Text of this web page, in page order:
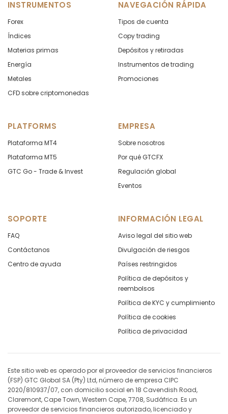
INSTRUMENTOS
Forex
Índices
Materias primas
Energía
Metales
CFD sobre criptomonedas
NAVEGACIÓN RÁPIDA
Tipos de cuenta
Copy trading
Depósitos y retiradas
Instrumentos de trading
Promociones
PLATFORMS
Plataforma MT4
Plataforma MT5
GTC Go - Trade & Invest
EMPRESA
Sobre nosotros
Por qué GTCFX
Regulación global
Eventos
SOPORTE
FAQ
Contáctanos
Centro de ayuda
INFORMACIÓN LEGAL
Aviso legal del sitio web
Divulgación de riesgos
Países restringidos
Política de depósitos y
reembolsos
Política de KYC y cumplimiento
Política de cookies
Política de privacidad
Este sitio web es operado por el proveedor de servicios financieros
(FSP) GTC Global SA (Pty) Ltd, número de empresa CIPC
2020/810937/07, con domicilio social en 18 Cavendish Road,
Claremont, Cape Town, Western Cape, 7708, Sudáfrica. Es un
proveedor de servicios financieros autorizado, licenciado y